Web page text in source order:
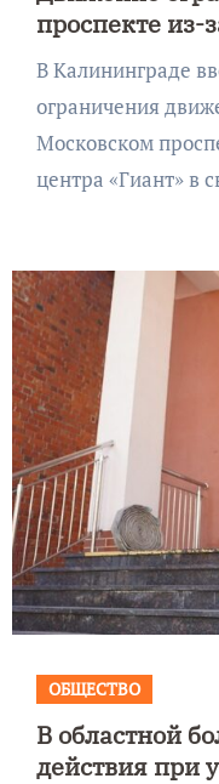
проспекте из-
В Калининграде введены временные
ограничения
Московском
центра «Гиант» в
ОБЩЕСТВО
В областной
действия при